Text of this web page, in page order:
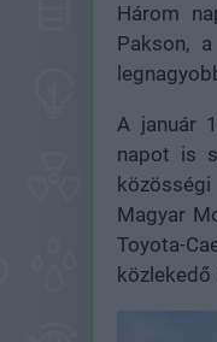
Három
Pakson,
A január
napot is
Magyar
Toyota-